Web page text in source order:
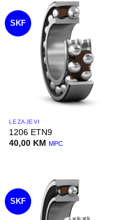
SKF
LEŽAJEVI
1206 ETN9
40,00 KM MPC
SKF